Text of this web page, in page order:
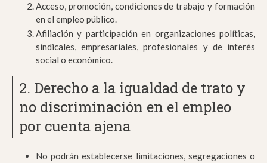
Acceso, promoción, condiciones de trabajo y formación
en el empleo público.
Afiliación y participación en organizaciones políticas,
sindicales, empresariales, profesionales y de interés
social o económico.
2. Derecho a la igualdad de trato y
no discriminación en el empleo
por cuenta ajena
No podrán establecerse limitaciones, segregaciones o